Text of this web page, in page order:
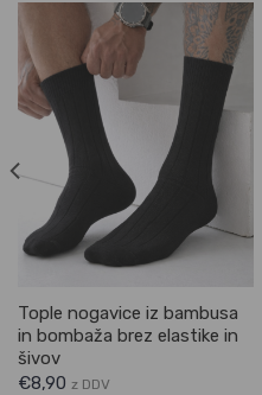
Tople nogavice iz bambusa
in bombaža brez elastike in
šivov
€8,90 z DDV